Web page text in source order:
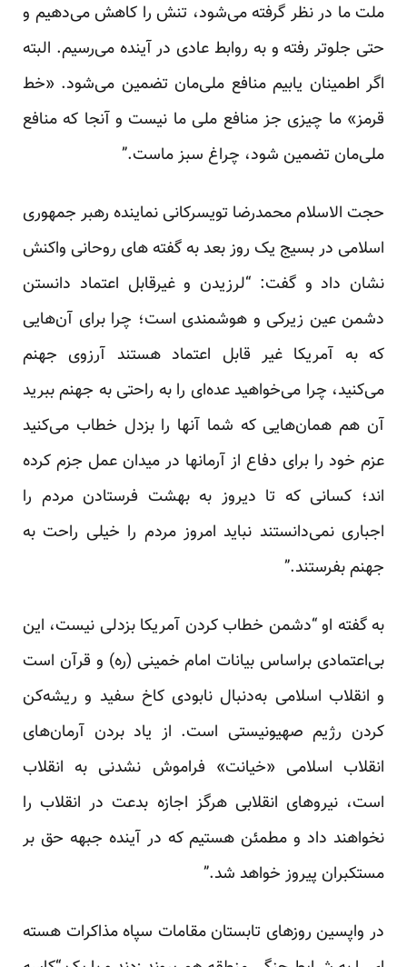
ملت ما در نظر گرفته می‌شود، تنش را کاهش می‌دهیم و
حتی جلوتر رفته و به روابط عادی در آینده می‌رسیم. البته
اگر اطمینان یابیم منافع ملی‌مان تضمین می‌شود. «خط
قرمز» ما چیزی جز منافع ملی ما نیست و آنجا که منافع
ملی‌مان تضمین شود، چراغ سبز ماست.”
حجت الاسلام محمدرضا تویسرکانی نماینده رهبر جمهوری
اسلامی در بسیج یک روز بعد به گفته های روحانی واکنش
نشان داد و گفت: “لرزیدن و غیرقابل اعتماد دانستن
دشمن عین زیرکی و هوشمندی است؛ چرا برای آن‌هایی
که به آمریکا غیر قابل اعتماد هستند آرزوی جهنم
می‌کنید، چرا می‌خواهید عده‌ای را به راحتی به جهنم ببرید
آن هم همان‌هایی که شما آنها را بزدل خطاب می‌کنید
عزم خود را برای دفاع از آرمانها در میدان عمل جزم کرده
اند؛ کسانی که تا دیروز به بهشت فرستادن مردم را
اجباری نمی‌دانستند نباید امروز مردم را خیلی راحت به
جهنم بفرستند.”
به گفته او “دشمن خطاب کردن آمریکا بزدلی نیست، این
بی‌اعتمادی براساس بیانات امام خمینی (ره) و قرآن است
و انقلاب اسلامی به‌دنبال نابودی کاخ سفید و ریشه‌کن
کردن رژیم صهیونیستی است. از یاد بردن آرمان‌های
انقلاب اسلامی «خیانت» فراموش نشدنی به انقلاب
است، نیروهای انقلابی هرگز اجازه بدعت در انقلاب را
نخواهند داد و مطمئن هستیم که در آینده جبهه حق بر
مستکبران پیروز خواهد شد.”
در واپسین روزهای تابستان مقامات سپاه مذاکرات هسته